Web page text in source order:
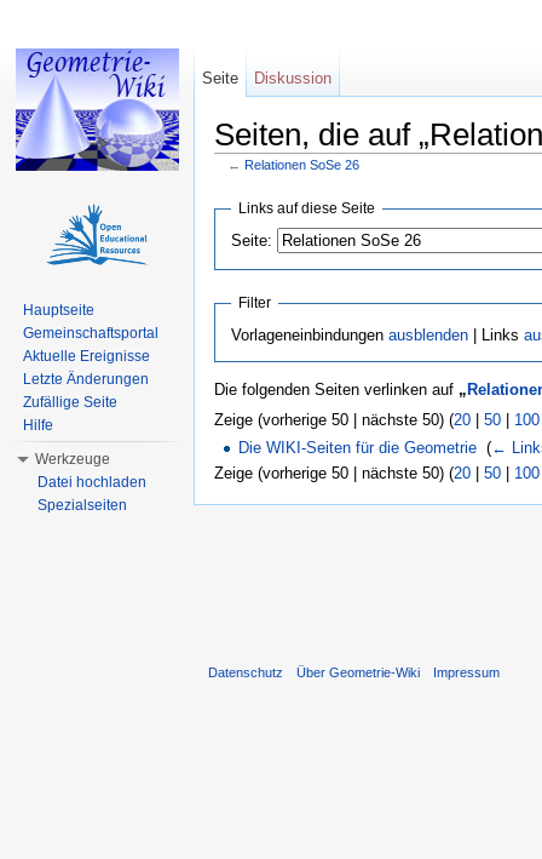
Seiten, die auf
← Relationen SoSe 26
Links auf diese Seite
Seite:
Filter
Vorlageneinbindungen ausblenden| Links
Die folgenden Seiten verlinken auf „
Zeige (vorherige 50 | nächste 50) (20 50 100
Die WIKI-Seiten für die Geometrie ‎(←
Zeige (vorherige 50 | nächste 50) (20 | 50 | 100
Seite Diskussion
Hauptseite
Gemeinschaftsportal
Aktuelle Ereignisse
Letzte Änderungen
Zufällige Seite
Hilfe
Werkzeuge
Datei hochladen
Spezialseiten
Datenschutz Über Geometrie-Wiki Impressum